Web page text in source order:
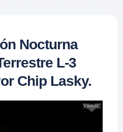
Nocturna
L-3
Chip Lasky.